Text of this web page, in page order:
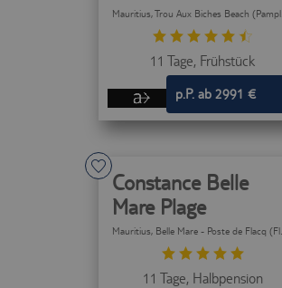
Mauritius, Trou Aux Biches Beach (Pamplemousses)
11 Tage, Frühstück
p.P. ab 2991 €
Constance Belle
Mare Plage
Mauritius, Belle Mare - Poste de Flacq (Flacq)
11 Tage, Halbpension